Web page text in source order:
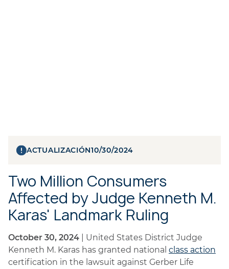
ACTUALIZACIÓN10/30/2024
Two Million Consumers
Affected by Judge Kenneth M.
Karas' Landmark Ruling
October 30, 2024
| United States District Judge
Kenneth M. Karas has granted national class action
certification in the lawsuit against Gerber Life